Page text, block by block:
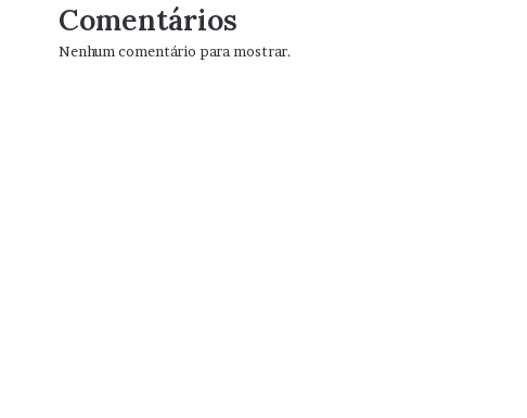
Comentários
Nenhum comentário para mostrar.